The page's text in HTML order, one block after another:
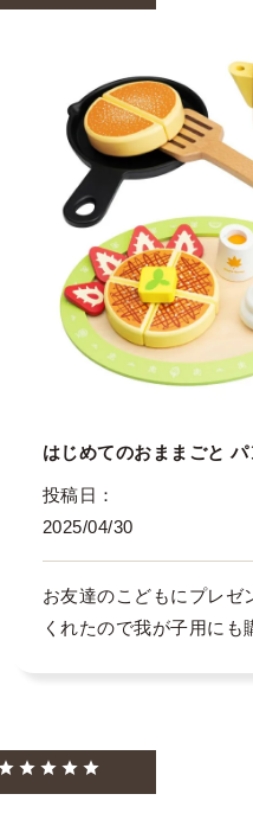
はじめてのおままごと
投稿日
2025/04/30
お友達のこどもにプレゼ
くれたので我が子用にも